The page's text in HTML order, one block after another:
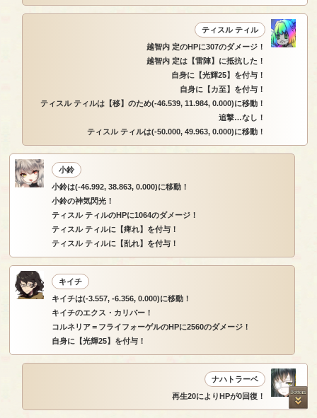
ティスル ティル
越智内 定のHPに307のダメージ！
越智内 定は【雷陣】に抵抗した！
自身に【光輝25】を付与！
自身に【カ至】を付与！
ティスル ティルは【移】のため(-46.539, 11.984, 0.000)に移動！
追撃…なし！
ティスル ティルは(-50.000, 49.963, 0.000)に移動！
小鈴
小鈴は(-46.992, 38.863, 0.000)に移動！
小鈴の神気閃光！
ティスル ティルのHPに1064のダメージ！
ティスル ティルに【痺れ】を付与！
ティスル ティルに【乱れ】を付与！
キイチ
キイチは(-3.557, -6.356, 0.000)に移動！
キイチのエクス・カリバー！
コルネリア＝フライフォーゲルのHPに2560のダメージ！
自身に【光輝25】を付与！
ナハトラーベ
再生20によりHPが0回復！